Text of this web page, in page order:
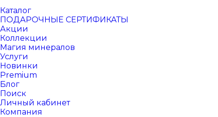
Каталог
ПОДАРОЧНЫЕ СЕРТИФИКАТЫ
Акции
Коллекции
Магия минералов
Услуги
Новинки
Premium
Блог
Поиск
Личный кабинет
Компания